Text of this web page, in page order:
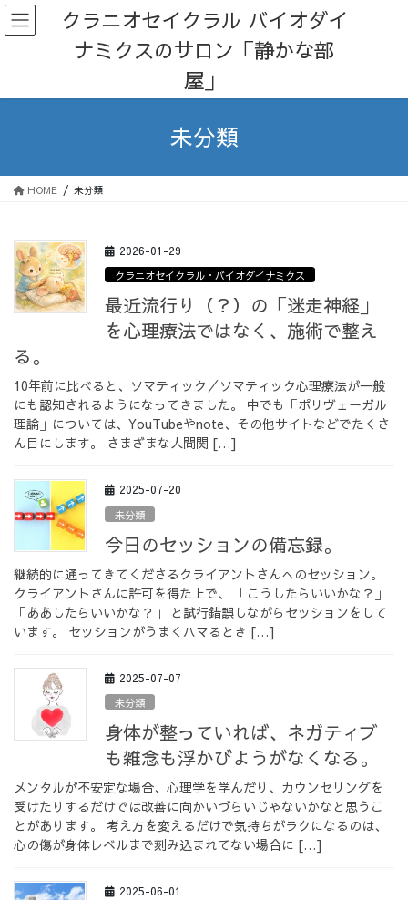
コ
ン
へ
プ
ナ
ビ
ョ
動
クラニオセイクラル バイオダイ
ナミクスのサロン「静かな部
屋」
未分類
HOME 未分類
2026-01-29
クラニオセイクラル・バイオダイナミクス
最近流行り（？）の「迷走神経」
を心理療法ではなく、施術で整え
る。
10年前に比べると、ソマティック／ソマティック心理療法が一般
にも認知されるようになってきました。 中でも「ポリヴェーガル
理論」については、YouTubeやnote、その他サイトなどでたくさ
ん目にします。 さまざまな人間関 […]
2025-07-20
未分類
今日のセッションの備忘録。
継続的に通ってきてくださるクライアントさんへのセッション。
クライアントさんに許可を得た上で、 「こうしたらいいかな？」
「ああしたらいいかな？」 と試行錯誤しながらセッションをして
います。 セッションがうまくハマるとき […]
2025-07-07
未分類
身体が整っていれば、ネガティブ
も雑念も浮かびようがなくなる。
メンタルが不安定な場合、心理学を学んだり、カウンセリングを
受けたりするだけでは改善に向かいづらいじゃないかなと思うこ
とがあります。 考え方を変えるだけで気持ちがラクになるのは、
心の傷が身体レベルまで刻み込まれてない場合に […]
2025-06-01